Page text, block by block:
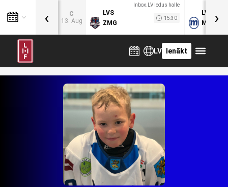
C
13. Aug
Inbox.LV ledus halle
LVS
ZMG
15:30
LVB
MOG
‹ ›
LV Ienākt